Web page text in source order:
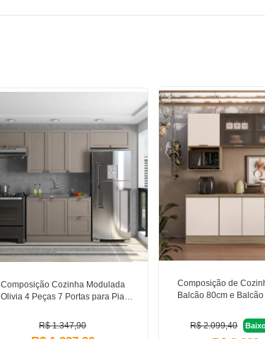
Composição Cozinha Modulada
Olivia 4 Peças 7 Portas para Pia
R$ 1.347,90
Composição de
Balcão 80cm e
R$ 2.099,40